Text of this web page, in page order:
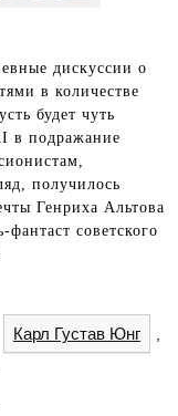
дискуссии о
в количестве
будет чуть
в подражание
получилось
Генриха Альтова
советского
Карл Густав Юнг